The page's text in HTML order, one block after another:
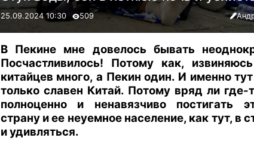
25.09.2024 10:30 509
В Пекине мне довелось бывать
Посчастливилось! Потому как,
китайцев много, а Пекин один. И именно
только славен Китай. Потому вряд ли
полноценно и ненавязчиво постигать
страну и ее неуемное население, как тут, в
и удивляться.